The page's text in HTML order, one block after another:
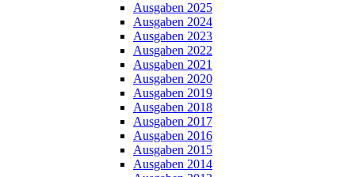
Ausgaben 2025
Ausgaben 2024
Ausgaben 2023
Ausgaben 2022
Ausgaben 2021
Ausgaben 2020
Ausgaben 2019
Ausgaben 2018
Ausgaben 2017
Ausgaben 2016
Ausgaben 2015
Ausgaben 2014